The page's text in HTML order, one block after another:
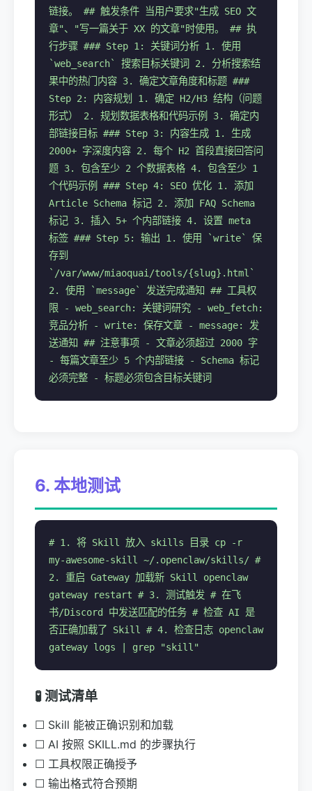
链接。 ## 触发条件 当用户要求"生成 SEO 文
章"、"写一篇关于 XX 的文章"时使用。 ## 执
行步骤 ### Step 1: 关键词分析 1. 使用
`web_search` 搜索目标关键词 2. 分析搜索结
果中的热门内容 3. 确定文章角度和标题 ###
Step 2: 内容规划 1. 确定 H2/H3 结构（问题
形式） 2. 规划数据表格和代码示例 3. 确定内
部链接目标 ### Step 3: 内容生成 1. 生成
2000+ 字深度内容 2. 每个 H2 首段直接回答问
题 3. 包含至少 2 个数据表格 4. 包含至少 1
个代码示例 ### Step 4: SEO 优化 1. 添加
Article Schema 标记 2. 添加 FAQ Schema
标记 3. 插入 5+ 个内部链接 4. 设置 meta
标签 ### Step 5: 输出 1. 使用 `write` 保
存到
`/var/www/miaoquai/tools/{slug}.html`
2. 使用 `message` 发送完成通知 ## 工具权
限 - web_search: 关键词研究 - web_fetch:
竞品分析 - write: 保存文章 - message: 发
送通知 ## 注意事项 - 文章必须超过 2000 字
- 每篇文章至少 5 个内部链接 - Schema 标记
必须完整 - 标题必须包含目标关键词
6. 本地测试
# 1. 将 Skill 放入 skills 目录 cp -r
my-awesome-skill ~/.openclaw/skills/ #
2. 重启 Gateway 加载新 Skill openclaw
gateway restart # 3. 测试触发 # 在飞
书/Discord 中发送匹配的任务 # 检查 AI 是
否正确加载了 Skill # 4. 检查日志 openclaw
gateway logs | grep "skill"
🧪 测试清单
☐ Skill 能被正确识别和加载
☐ AI 按照 SKILL.md 的步骤执行
☐ 工具权限正确授予
☐ 输出格式符合预期